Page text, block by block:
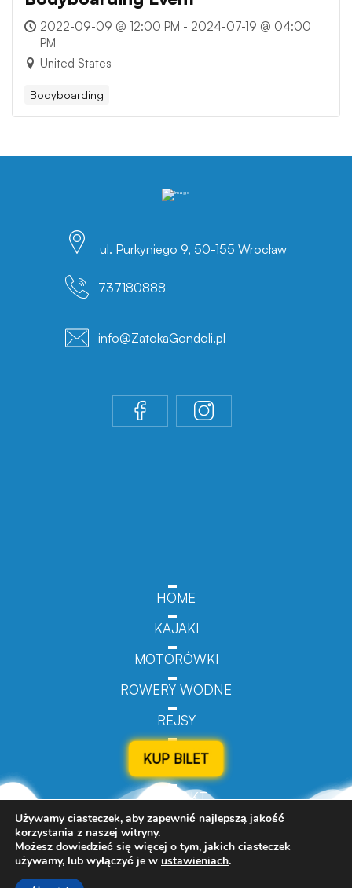
2022-09-09 @ 12:00 PM - 2024-07-19 @ 04:00
PM
United States
Bodyboarding
ul. Purkyniego 9, 50-155 Wrocław
737180888
info@ZatokaGondoli.pl
HOME
KAJAKI
MOTORÓWKI
ROWERY WODNE
REJSY
KUP BILET
KONTAKT
© 2024 Turizmo.pl - All Rights Reserved.
Używamy ciasteczek, aby zapewnić najlepszą jakość
korzystania z naszej witryny.
Możesz dowiedzieć się więcej o tym, jakich ciasteczek
używamy, lub wyłączyć je w ustawieniach.